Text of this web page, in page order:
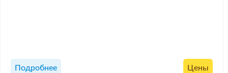
Подробнее Цены